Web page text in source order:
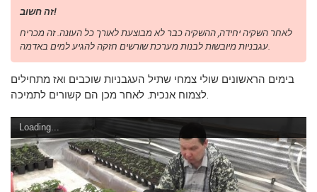
זה חשוב!
לאחר השקיה יחידה, ההשקיה כבר לא מבוצעת לאורך כל העונה. זה מכריח
עגבניות מיובשות לבנות מערכת שורשים חזקה להגיע למים באדמה.
בימים הראשונים שולי צמחי שתיל העגבניות שוכבים ואז מתחילים
לצמוח אנכית. לאחר מכן הם קשורים לתמיכה.
Loading...